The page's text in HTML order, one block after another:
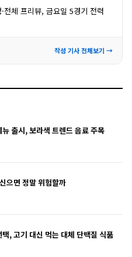
전체 프리뷰, 금요일 5경기 전력
작성 기사 전체보기 →
출시, 보라색 트렌드 음료 주목
으면 정말 위험할까
, 고기 대신 먹는 대체 단백질 식품